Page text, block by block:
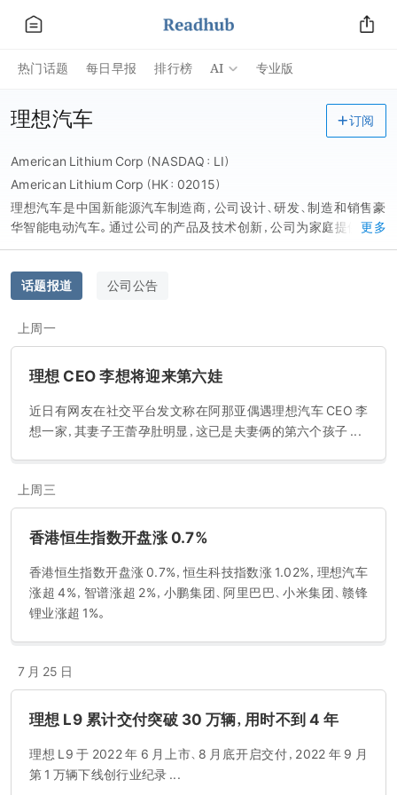
热门话题 每日早报 排行榜 AI 专业版
理想汽车
American Lithium Corp（NASDAQ：LI）
American Lithium Corp（HK：02015）
理想汽车是中国新能源汽车制造商，公司设计、研发、制造和销售豪
华智能电动汽车。通过公司的产品及技术创新，公司为家庭提供安全
及便捷的产品及服务。在中国，公司是成功实现增程式电动汽车商业
ONE 是一款六座中大型豪华电动 SUV, 配备了增程系统及先进的智
2021 年 5 月 25 日推出 2021 款理想 ONE。截至 2021 年 6 月 30
日，公司已交付逾 63,000 辆理想 ONE。根据灼识谘询报告，按销量
占市场份额 9.7%;同时於中国新能源汽车市场排名第六，占市场份额
2.8%;理想汽车於中国新能源汽车品牌排名第十一。根据灼识谘询报
告，2020 年中国乘用车市场及新能源汽车市场的市场规模分别为
能源汽车销售量占乘用车总销售量的 5.8%,且按销售量计，增程式电
动汽车占中国新能源汽车市场的 2.8%。
更多
订阅
话题报道 公司公告
上周一
理想 CEO 李想将迎来第六娃
近日有网友在社交平台发文称在阿那亚偶遇理想汽车 CEO 李
想一家，其妻子王蕾孕肚明显，这已是夫妻俩的第六个孩子 ...
上周三
香港恒生指数开盘涨 0.7%
香港恒生指数开盘涨 0.7%，恒生科技指数涨 1.02%，理想汽车
涨超 4%，智谱涨超 2%，小鹏集团、阿里巴巴、小米集团、赣锋
锂业涨超 1%。
7 月 25 日
理想 L9 累计交付突破 30 万辆，用时不到 4 年
理想 L9 于 2022 年 6 月上市、8 月底开启交付，2022 年 9 月
第 1 万辆下线创行业纪录 ...